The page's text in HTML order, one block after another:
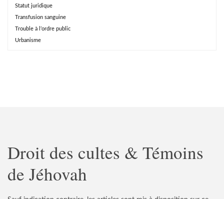
Statut juridique
Transfusion sanguine
Trouble à l’ordre public
Urbanisme
Droit des cultes & Témoins
de Jéhovah